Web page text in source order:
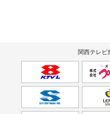
関西テレビ